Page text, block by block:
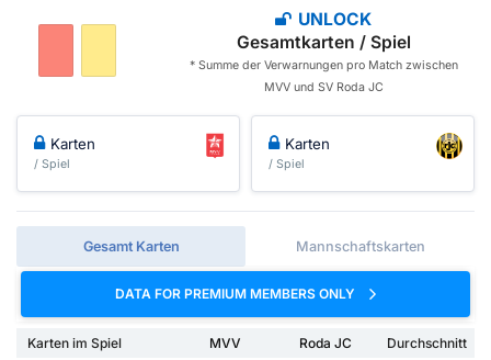
UNLOCK
Gesamtkarten / Spiel
* Summe der Verwarnungen pro Match zwischen
MVV und SV Roda JC
Karten
/ Spiel
Karten
/ Spiel
Gesamt Karten Mannschaftskarten
DATA FOR PREMIUM MEMBERS ONLY
Karten im Spiel MVV Roda JC Durchschnitt